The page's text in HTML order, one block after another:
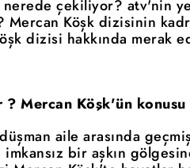
nerede çekiliyor? atv'nin
Mercan Köşk dizisinin
dizisi hakkında merak
? Mercan Köşk'ün
aile arasında
bir aşkın